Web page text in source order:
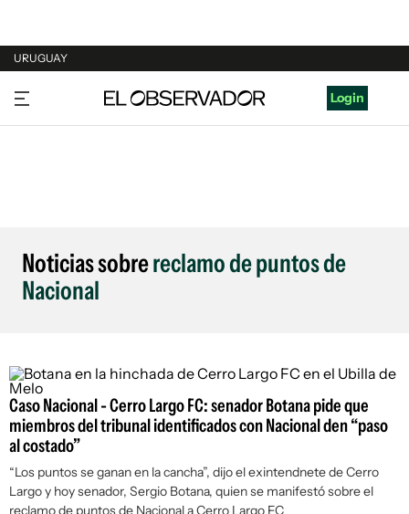
URUGUAY
URUGUAY
ARGENTINA
Login
Noticias sobrereclamo de puntos de
Nacional
Caso Nacional - Cerro Largo FC: senador Botana pide que
miembros del tribunal identificados con Nacional den “paso
al costado”
“Los puntos se ganan en la cancha”, dijo el exintendnete de Cerro
Largo y hoy senador, Sergio Botana, quien se manifestó sobre el
reclamo de puntos de Nacional a Cerro Largo FC